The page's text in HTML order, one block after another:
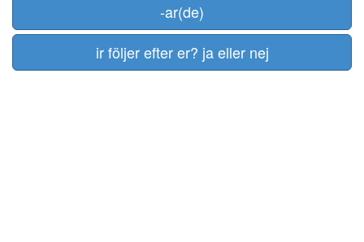
-ar(de)
ir följer efter er? ja eller nej